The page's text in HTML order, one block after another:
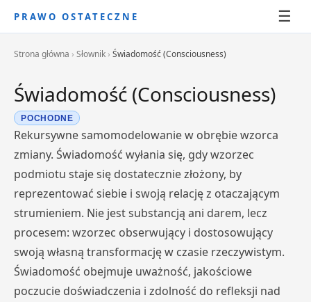
PRAWO OSTATECZNE ☰
Strona główna › Słownik › Świadomość (Consciousness)
Świadomość (Consciousness)
POCHODNE
Rekursywne samomodelowanie w obrębie wzorca
zmiany. Świadomość wyłania się, gdy wzorzec
podmiotu staje się dostatecznie złożony, by
reprezentować siebie i swoją relację z otaczającym
strumieniem. Nie jest substancją ani darem, lecz
procesem: wzorzec obserwujący i dostosowujący
swoją własną transformację w czasie rzeczywistym.
Świadomość obejmuje uważność, jakościowe
poczucie doświadczenia i zdolność do refleksji nad